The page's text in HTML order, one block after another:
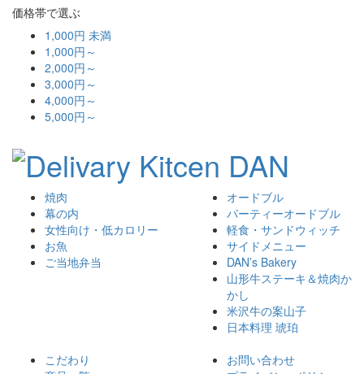
価格帯で選ぶ
1,000円 未満
1,000円～
2,000円～
3,000円～
4,000円～
5,000円～
焼肉
幕の内
女性向け・低カロリー
お魚
ご当地弁当
オードブル
パーティーオードブル
軽食・サンドウィッチ
サイドメニュー
DAN’s Bakery
山形牛ステーキ＆焼肉か
かし
米沢牛の案山子
日本料理 琥珀
こだわり
お問い合わせ